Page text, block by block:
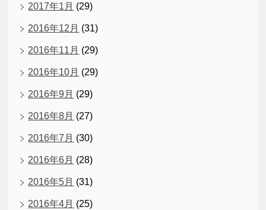
2017年1月 (29)
2016年12月 (31)
2016年11月 (29)
2016年10月 (29)
2016年9月 (29)
2016年8月 (27)
2016年7月 (30)
2016年6月 (28)
2016年5月 (31)
2016年4月 (25)